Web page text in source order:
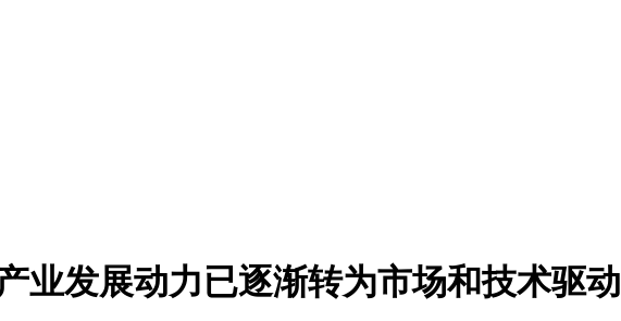
业发展动力已逐渐转为市场和技术驱动